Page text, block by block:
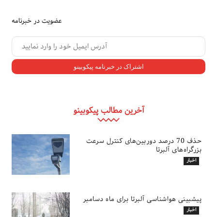
عضویت در خبرنامه
آخرین مطالب پیکوبینو
حذف 70 درصد دوربین‌های کنترل سرعت
بزرگراه‌های آلبرتا
اخبار
پیشبینی هواشناسی آلبرتا برای ماه دسامبر
اخبار